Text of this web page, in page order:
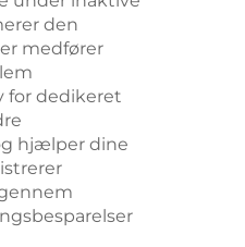
den
medfører
for dedikeret
hjælper dine